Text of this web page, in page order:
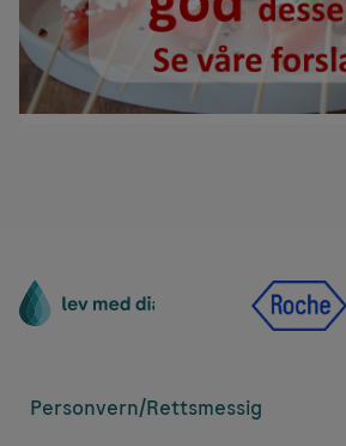
Personvern/Rettsmessig